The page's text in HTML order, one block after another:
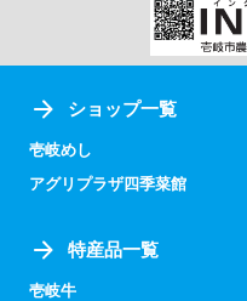
ショップ一覧
壱岐めし
アグリプラザ四季菜館
特産品一覧
壱岐牛